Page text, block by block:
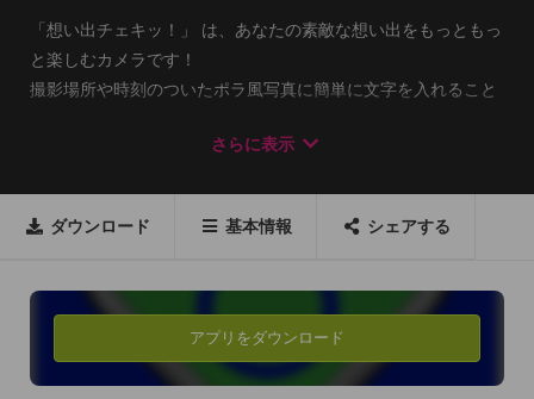
「想い出チェキッ！」 は、あなたの素敵な想い出をもっともっ
と楽しむカメラです！
撮影場所や時刻のついたポラ風写真に簡単に文字を入れること
・友達と遊んでいる何気ない瞬間！
う！
[機能]
・撮影場所表記機能(GPS)
さらに表示
ダウンロード 基本情報 シェアする
アプリをダウンロード